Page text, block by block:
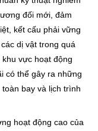
đối mới, đảm
kết cấu phải vững
dị vật trong quá
vực hoạt động
có thể gây ra những
bay và lịch trình
hoạt động cao của